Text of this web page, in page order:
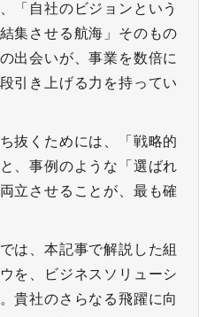
「自社のビジョンという
集させる航海」そのもの
出会いが、事業を数倍に
引き上げる力を持ってい
抜くためには、「戦略的
、事例のような「選ばれ
立させることが、最も確
では、本記事で解説した組
を、ビジネスソリューシ
貴社のさらなる飛躍に向